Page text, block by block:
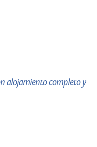
alojamiento completo y